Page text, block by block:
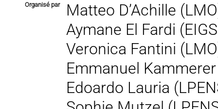
Organisé par
Matteo D’Achille
Aymane El Fardi
Veronica Fantini
Emmanuel
Edoardo Lauria